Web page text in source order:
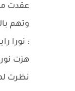
عقدت
وتهم
: نورا
هزت
نظرت